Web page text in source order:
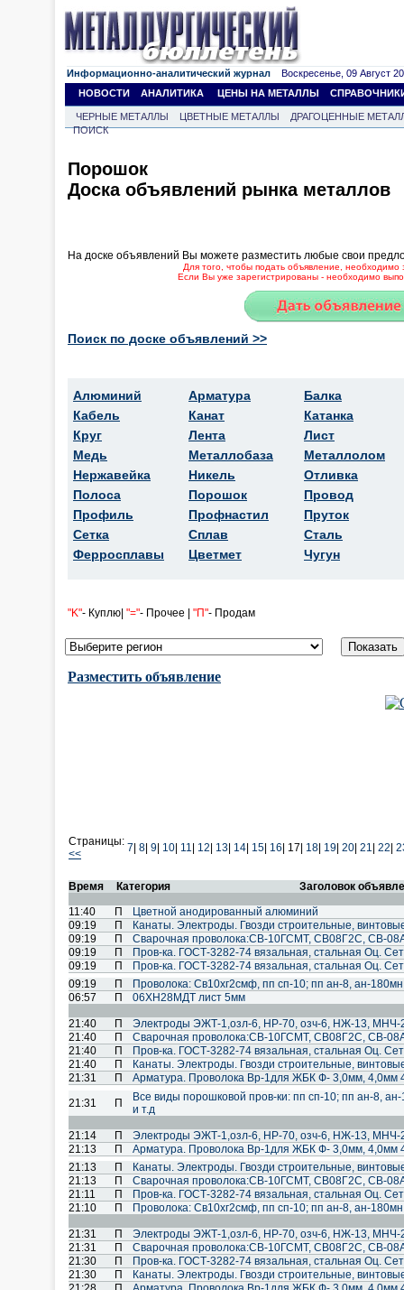
Информационно-аналитический журнал Воскресенье, 09 Август
НОВОСТИ
АНАЛИТИКА ЦЕНЫ НА МЕТАЛЛЫ
ЧЕРНЫЕ МЕТАЛЛЫ ЦВЕТНЫЕ МЕТАЛЛЫ
ДРАГОЦЕННЫЕ
ПОИСК
Порошок
Доска объявлений рынка металлов
На доске объявлений Вы можете разместить любые свои
Для того, чтобы подать объявление, необходимо
Если Вы уже зарегистрированы - необходимо
Поиск по доске объявлений >>
Алюминий
Кабель
Круг
Медь
Нержавейка
Полоса
Профиль
Сетка
Ферросплавы
Арматура
Канат
Лента
Металлобаза
Никель
Порошок
Профнастил
Сплав
Цветмет
Балка
Катанка
Лист
Металлолом
Отливка
Провод
Пруток
Сталь
Чугун
"K"- Куплю| "="- Прочее | "П"- Продам
Разместить объявление
Страницы:
<<
7 8 9 10 11 12 13 14 15 16 17| 18 19 20 21 22
Время Категория
Заголовок
11:40
П
Цветной анодированный алюминий
09:19
П
Канаты. Электроды. Гвозди строительные,
09:19
П
Cварочная проволока:СВ-10ГСМТ, СВ08Г2С, СВ-
09:19
П
Пров-ка. ГОСТ-3282-74 вязальная, стальная Оц.
09:19
П
Пров-ка. ГОСТ-3282-74 вязальная, стальная Оц.
09:19
П
Проволока: Св10хг2смф, пп сп-10; пп ан-8, ан-
06:57
П 06ХН28МДТ лист 5мм
21:40 П
Электроды ЭЖТ-1,озл-6, НР-70, озч-6, НЖ-13, МНЧ-
21:40
П
Cварочная проволока:СВ-10ГСМТ, СВ08Г2С, СВ-
21:40
П
Пров-ка. ГОСТ-3282-74 вязальная, стальная Оц.
21:40
П
Канаты. Электроды. Гвозди строительные,
21:31
П
Арматура. Проволока Вр-1для ЖБК Ф- 3,0мм, 4,0мм
21:31
П
Все виды порошковой пров-ки: пп сп-10; пп ан-8,
и т.д
21:14 П
Электроды ЭЖТ-1,озл-6, НР-70, озч-6, НЖ-13, МНЧ-
21:13
П
Арматура. Проволока Вр-1для ЖБК Ф- 3,0мм, 4,0мм
21:13
П
Канаты. Электроды. Гвозди строительные,
21:13
П
Cварочная проволока:СВ-10ГСМТ, СВ08Г2С, СВ-
21:11
П
Пров-ка. ГОСТ-3282-74 вязальная, стальная Оц.
21:10
П Проволока: Св10хг2смф, пп сп-10; пп ан-8, ан-
21:31 П
Электроды ЭЖТ-1,озл-6, НР-70, озч-6, НЖ-13, МНЧ-
21:31
П
Cварочная проволока:СВ-10ГСМТ, СВ08Г2С, СВ-
21:30
П
Пров-ка. ГОСТ-3282-74 вязальная, стальная Оц.
21:30
П
Канаты. Электроды. Гвозди строительные,